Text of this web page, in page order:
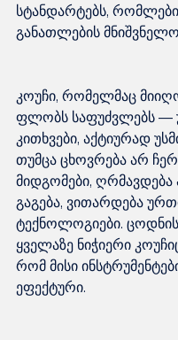
სტანდარტებს,
კოუჩი, რომელმაც
ფლობს საფუძვლებს —
კითხვები, აქტიურად
თუმცა ცხოვრება არ
მიდგომები,
გაგება, ვითარდება
ტექნოლოგიები. ცოდნის
ყველაზე ნიჭიერი
რომ მისი